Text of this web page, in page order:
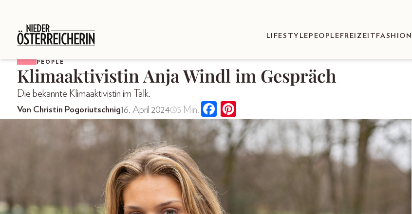
LIFESTYLE PEOPLE FREIZEIT FASHION
PEOPLE
Klimaaktivistin Anja Windl im Gespräch
Die bekannte Klimaaktivistin im Talk.
Von Christin Pogoriutschnig16. April 2024 5 Min.